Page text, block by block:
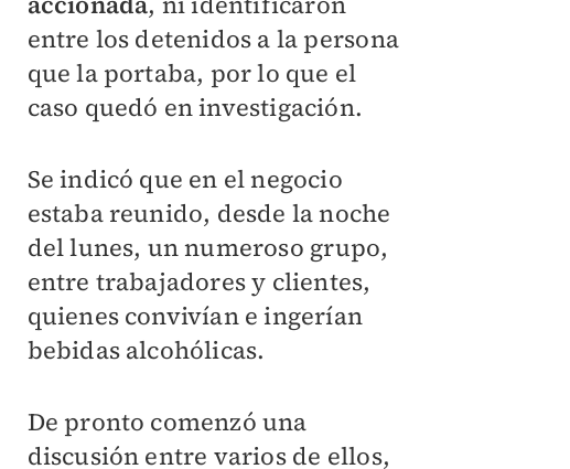
entre los detenidos a la persona
que la portaba, por lo que el
caso quedó en investigación.
Se indicó que en el negocio
estaba reunido, desde la noche
del lunes, un numeroso grupo,
entre trabajadores y clientes,
quienes convivían e ingerían
bebidas alcohólicas.
De pronto comenzó una
discusión entre varios de ellos,